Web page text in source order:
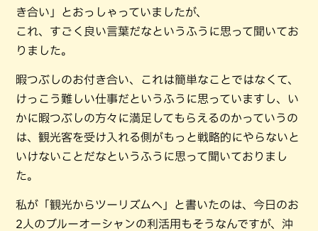
き合い」とおっしゃっていましたが、
これ、すごく良い言葉だなというふうに思って聞いてお
りました。
暇つぶしのお付き合い、これは簡単なことではなくて、
けっこう難しい仕事だというふうに思っていますし、い
かに暇つぶしの方々に満足してもらえるのかっていうの
は、観光客を受け入れる側がもっと戦略的にやらないと
いけないことだなというふうに思って聞いておりまし
た。
私が「観光からツーリズムへ」と書いたのは、今日のお
2人のブルーオーシャンの利活用もそうなんですが、沖